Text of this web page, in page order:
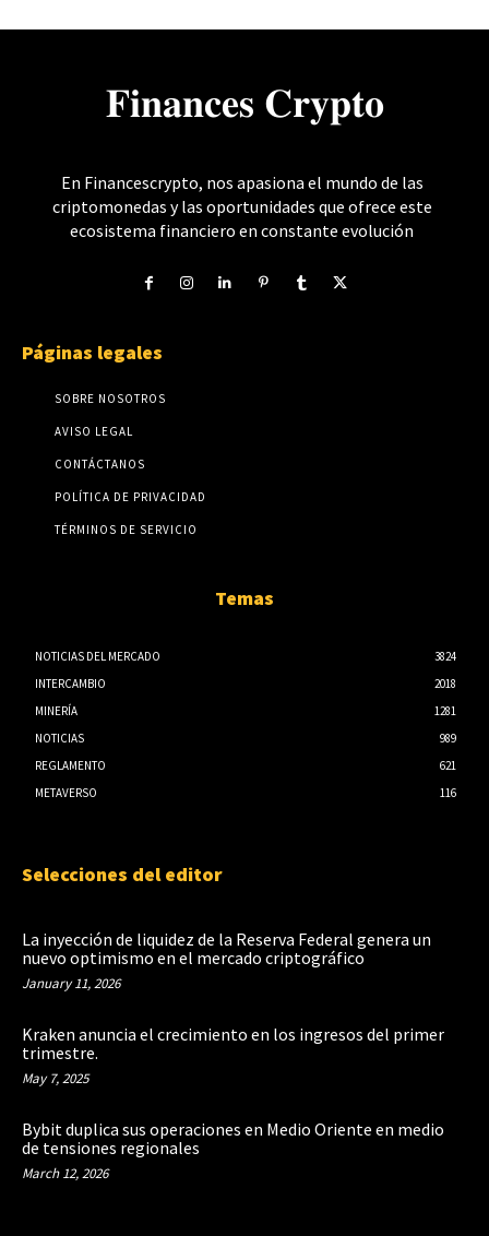
𝐅𝐢𝐧𝐚𝐧𝐜𝐞𝐬 𝐂𝐫𝐲𝐩𝐭𝐨
En Financescrypto, nos apasiona el mundo de las
criptomonedas y las oportunidades que ofrece este
ecosistema financiero en constante evolución
Páginas legales
SOBRE NOSOTROS
AVISO LEGAL
CONTÁCTANOS
POLÍTICA DE PRIVACIDAD
TÉRMINOS DE SERVICIO
Temas
NOTICIAS DEL MERCADO
3824
INTERCAMBIO
2018
MINERÍA
1281
NOTICIAS
989
REGLAMENTO
621
METAVERSO
116
Selecciones del editor
La inyección de liquidez de la Reserva Federal genera un
nuevo optimismo en el mercado criptográfico
January 11, 2026
Kraken anuncia el crecimiento en los ingresos del primer
trimestre.
May 7, 2025
Bybit duplica sus operaciones en Medio Oriente en medio
de tensiones regionales
March 12, 2026